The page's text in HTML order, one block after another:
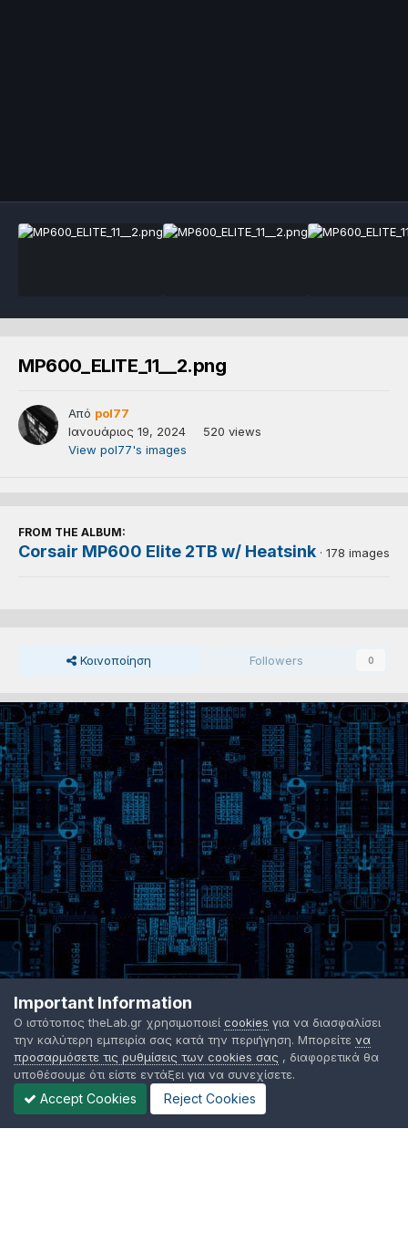
MP600_ELITE_11__2.png
Από pol77
Ιανουάριος 19, 2024
520 views
View pol77's images
FROM THE ALBUM:
Corsair MP600 Elite 2TB w/ Heatsink · 178 images
Κοινοποίηση Followers 0
Important Information
Ο ιστότοπος theLab.gr χρησιμοποιεί cookies για να διασφαλίσει
την καλύτερη εμπειρία σας κατά την περιήγηση. Μπορείτε να
προσαρμόσετε τις ρυθμίσεις των cookies σας , διαφορετικά θα
υποθέσουμε ότι είστε εντάξει για να συνεχίσετε.
Accept Cookies Reject Cookies